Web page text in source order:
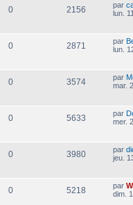
0 2156 par
lun.
0 2871 par
lun.
0 3574 par
mar.
0 5633 par
mer.
0 3980 par
jeu.
0 5218 par
dim.